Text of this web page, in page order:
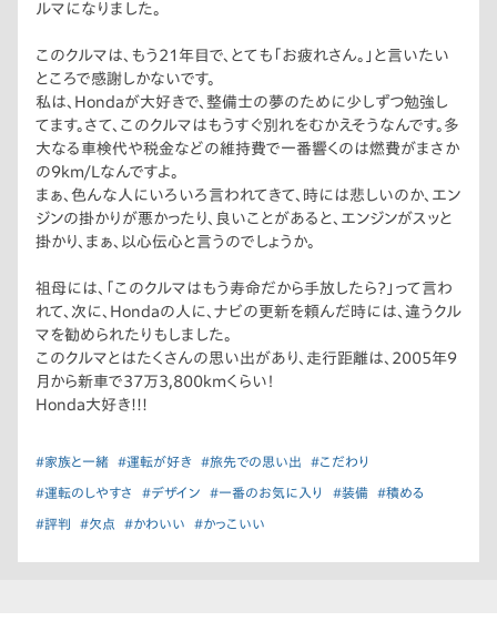
ルマになりました。
このクルマは、もう21年目で、とても「お疲れさん。」と言いたい
ところで感謝しかないです。
私は、Hondaが大好きで、整備士の夢のために少しずつ勉強し
てます。さて、このクルマはもうすぐ別れをむかえそうなんです。多
大なる車検代や税金などの維持費で一番響くのは燃費がまさか
の9km/Lなんですよ。
まぁ、色んな人にいろいろ言われてきて、時には悲しいのか、エン
ジンの掛かりが悪かったり、良いことがあると、エンジンがスッと
掛かり、まぁ、以心伝心と言うのでしょうか。
祖母には、「このクルマはもう寿命だから手放したら？」って言わ
れて、次に、Hondaの人に、ナビの更新を頼んだ時には、違うクル
マを勧められたりもしました。
このクルマとはたくさんの思い出があり、走行距離は、2005年9
月から新車で37万3,800kmくらい！
Honda大好き!!!
#家族と一緒 #運転が好き #旅先での思い出 #こだわり
#運転のしやすさ #デザイン #一番のお気に入り #装備 #積める
#評判 #欠点 #かわいい #かっこいい